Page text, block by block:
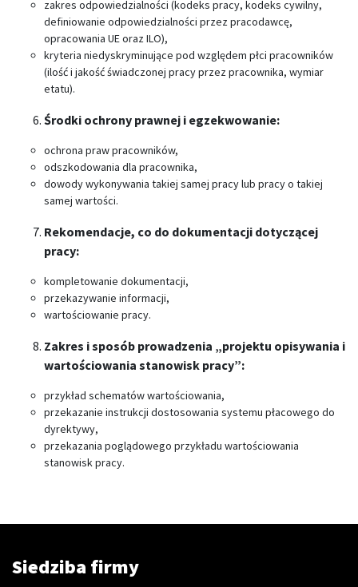
zakres odpowiedzialności (kodeks pracy, kodeks cywilny,
definiowanie odpowiedzialności przez pracodawcę,
opracowania UE oraz ILO),
kryteria niedyskryminujące pod względem płci pracowników
(ilość i jakość świadczonej pracy przez pracownika, wymiar
etatu).
Środki ochrony prawnej i egzekwowanie:
ochrona praw pracowników,
odszkodowania dla pracownika,
dowody wykonywania takiej samej pracy lub pracy o takiej
samej wartości.
Rekomendacje, co do dokumentacji dotyczącej
pracy:
kompletowanie dokumentacji,
przekazywanie informacji,
wartościowanie pracy.
Zakres i sposób prowadzenia „projektu opisywania i
wartościowania stanowisk pracy”:
przykład schematów wartościowania,
przekazanie instrukcji dostosowania systemu płacowego do
dyrektywy,
przekazania poglądowego przykładu wartościowania
stanowisk pracy.
Siedziba firmy